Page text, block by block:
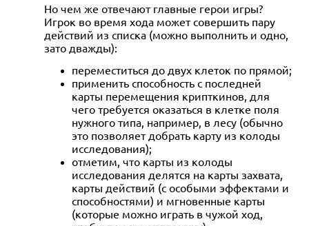
Но чем же отвечают главные герои игры?
Игрок во время хода может совершить пару
действий из списка (можно выполнить и одно,
зато дважды):
переместиться до двух клеток по прямой;
применить способность с последней
карты перемещения крипткинов, для
чего требуется оказаться в клетке поля
нужного типа, например, в лесу (обычно
это позволяет добрать карту из колоды
исследования);
отметим, что карты из колоды
исследования делятся на карты захвата,
карты действий (с особыми эффектами и
способностями) и мгновенные карты
(которые можно играть в чужой ход,